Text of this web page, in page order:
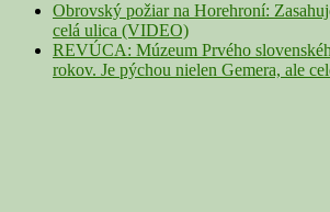
Obrovský požiar na Horehroní:
celá ulica (VIDEO)
REVÚCA: Múzeum Prvého
rokov. Je pýchou nielen Gemera, ale